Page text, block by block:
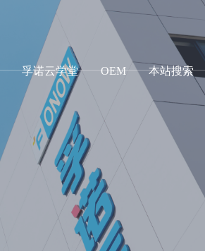
孚诺云学堂 OEM 本站搜索